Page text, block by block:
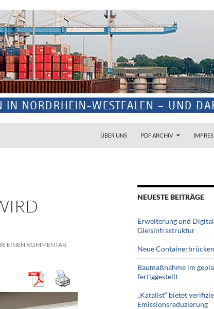
ÜBER UNS
PDF ARCHIV
EINEN KOMMENTAR
NEUESTE BEITRÄGE
Erweiterung und
Gleisinfrastruktur
Neue
Baumaßnahme im
fertiggestellt
„Katalist“ bietet
Emissionsreduzierung